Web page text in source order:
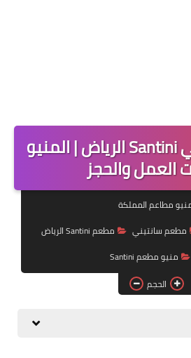
مطعم سانتيني Santini الرياض | المنيو
العمل والحجز
مطاعم المملكة
مطعم سانتيني
مطعم Santini الرياض
منيو مطعم Santini
الحجم